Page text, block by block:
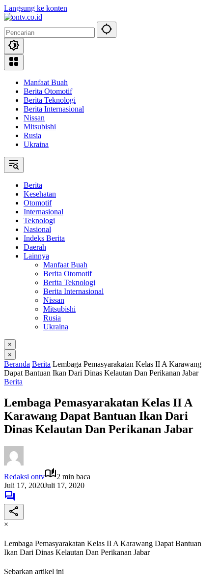
Langsung ke konten
Manfaat Buah
Berita Otomotif
Berita Teknologi
Berita Internasional
Nissan
Mitsubishi
Rusia
Ukraina
Berita
Kesehatan
Otomotif
Internasional
Teknologi
Nasional
Indeks Berita
Daerah
Lainnya
Manfaat Buah
Berita Otomotif
Berita Teknologi
Berita Internasional
Nissan
Mitsubishi
Rusia
Ukraina
×
×
Beranda Berita Lembaga Pemasyarakatan Kelas II A Karawang
Dapat Bantuan Ikan Dari Dinas Kelautan Dan Perikanan Jabar
Berita
Lembaga Pemasyarakatan Kelas II A
Karawang Dapat Bantuan Ikan Dari
Dinas Kelautan Dan Perikanan Jabar
Redaksi ontv
2 min baca
Juli 17, 2020Juli 17, 2020
×
Lembaga Pemasyarakatan Kelas II A Karawang Dapat Bantuan
Ikan Dari Dinas Kelautan Dan Perikanan Jabar
Sebarkan artikel ini